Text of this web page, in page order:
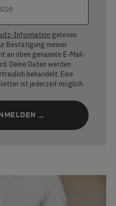
Information gelesen
Bestätigung meiner
an oben genannte E-Mail-
Deine Daten werden
behandelt. Eine
ist jederzeit möglich.